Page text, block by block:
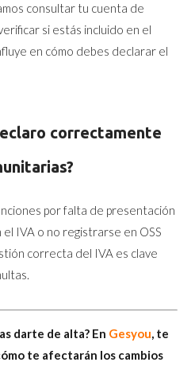
consultar tu cuenta de
si estás incluido en el
en cómo debes declarar el
correctamente
por falta de presentación
IVA o no registrarse en OSS
correcta del IVA es clave
darte de alta? En Gesyou, te
te afectarán los cambios